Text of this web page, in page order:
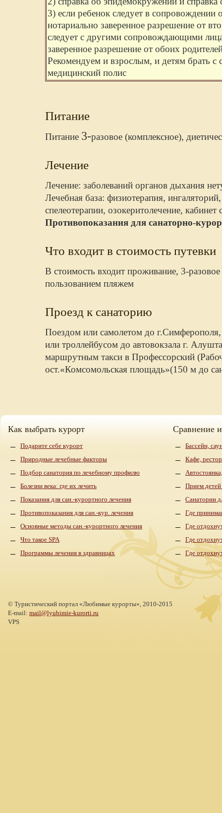
3) если ребенок следует в
нотариально заверенное разрешение от
следует с другими сопровождающими
заверенное разрешение от обоих
Рекомендуем и взрослым, и детям брать с
медицинский полис
Питание
Питание 3-разовое (комплексное),
Лечение
Лечение: заболеваний органов дыхания
Лечебная база: физиотерапия,
спелеотерапии, озокеритолечение,
Противопоказания для санаторно-
Что входит в стоимость путевки
В стоимость входит проживание, 3-разовое
пользованием пляжем
Проезд к санаторию
Поездом или самолетом до
или троллейбусом до автовокзала г.
маршрутным такси в Профессорский
ост.«Комсомольская площадь»(150 м до
Как выбрать курорт
Подарите себе курорт
Природные лечебные факторы
Подбор санатория по лечебному профилю
Болезни века: где их лечить
Показания для сан.-курортного лечения
Противопоказания для сан.-кур. лечения
Основные методы сан.-курортного лечения
Что такое SPA
Программы лечения в здравницах
Сравнение
Бассейн,
Кафе,
Прием детей
Санатории
Где
Где
Где
Где
© Туристический портал «Любимые курорты», 2010-2015
E-mail: mail@lyubimie-kurorti.ru
VPS